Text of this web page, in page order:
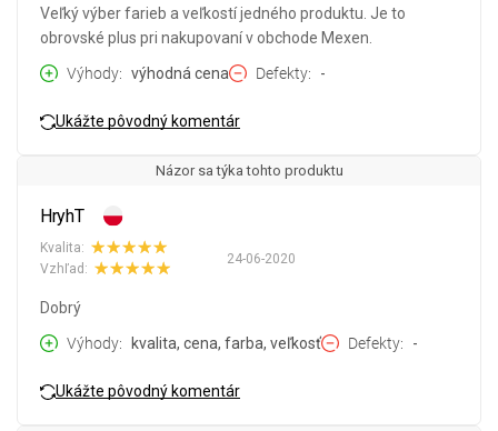
Veľký výber farieb a veľkostí jedného produktu. Je to
obrovské plus pri nakupovaní v obchode Mexen.
Výhody
výhodná cena Defekty -
Ukážte pôvodný komentár
Názor sa týka tohto produktu
HryhT
24-06-2020
Kvalita:
Vzhľad:
Dobrý
Výhody
kvalita, cena, farba, veľkosť Defekty -
Ukážte pôvodný komentár